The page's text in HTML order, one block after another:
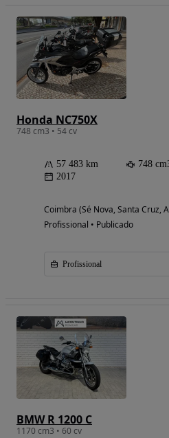
Honda NC750X
748 cm3 • 54 cv
57 483 km 748
2017
Coimbra (Sé Nova, Santa Cruz,
Profissional • Publicado
Profissional
BMW R 1200 C
1170 cm3 • 60 cv